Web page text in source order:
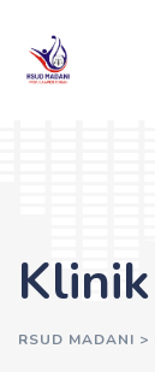
RSUD MADANI >